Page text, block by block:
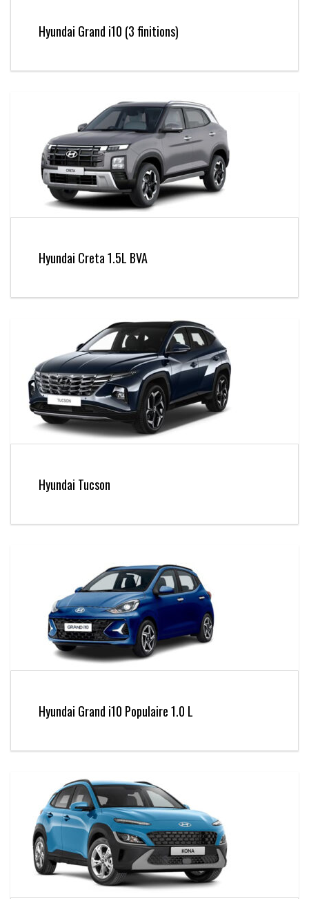
Hyundai Grand i10 (3 finitions)
Hyundai Creta 1.5L BVA
Hyundai Tucson
Hyundai Grand i10 Populaire 1.0 L